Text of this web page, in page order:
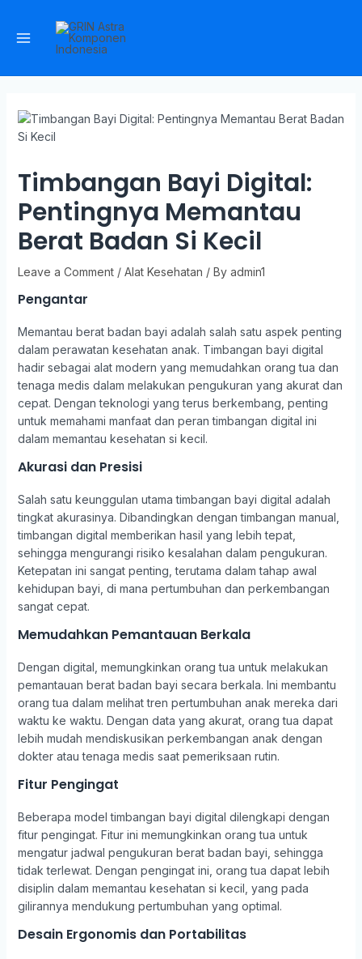
Timbangan Bayi Digital:
Pentingnya Memantau
Berat Badan Si Kecil
Leave a Comment / Alat Kesehatan / By admin1
Pengantar
Memantau berat badan bayi adalah salah satu aspek penting
dalam perawatan kesehatan anak. Timbangan bayi digital
hadir sebagai alat modern yang memudahkan orang tua dan
tenaga medis dalam melakukan pengukuran yang akurat dan
cepat. Dengan teknologi yang terus berkembang, penting
untuk memahami manfaat dan peran timbangan digital ini
dalam memantau kesehatan si kecil.
Akurasi dan Presisi
Salah satu keunggulan utama timbangan bayi digital adalah
tingkat akurasinya. Dibandingkan dengan timbangan manual,
timbangan digital memberikan hasil yang lebih tepat,
sehingga mengurangi risiko kesalahan dalam pengukuran.
Ketepatan ini sangat penting, terutama dalam tahap awal
kehidupan bayi, di mana pertumbuhan dan perkembangan
sangat cepat.
Memudahkan Pemantauan Berkala
Dengan digital, memungkinkan orang tua untuk melakukan
pemantauan berat badan bayi secara berkala. Ini membantu
orang tua dalam melihat tren pertumbuhan anak mereka dari
waktu ke waktu. Dengan data yang akurat, orang tua dapat
lebih mudah mendiskusikan perkembangan anak dengan
dokter atau tenaga medis saat pemeriksaan rutin.
Fitur Pengingat
Beberapa model timbangan bayi digital dilengkapi dengan
fitur pengingat. Fitur ini memungkinkan orang tua untuk
mengatur jadwal pengukuran berat badan bayi, sehingga
tidak terlewat. Dengan pengingat ini, orang tua dapat lebih
disiplin dalam memantau kesehatan si kecil, yang pada
gilirannya mendukung pertumbuhan yang optimal.
Desain Ergonomis dan Portabilitas